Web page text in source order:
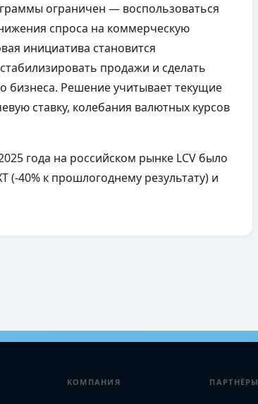
ограничен — воспользоваться
спроса на коммерческую
инициатива становится
продажи и сделать
бизнеса. Решение учитывает текущие
ставку, колебания валютных курсов
года на российском рынке LCV было
(-40% к прошлогоднему результату) и
КОМПАНИЯ ПАРТНЁРЫ